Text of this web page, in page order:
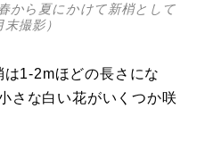
から夏にかけて新梢として
撮影）
1-2mほどの長さにな
さな白い花がいくつか咲